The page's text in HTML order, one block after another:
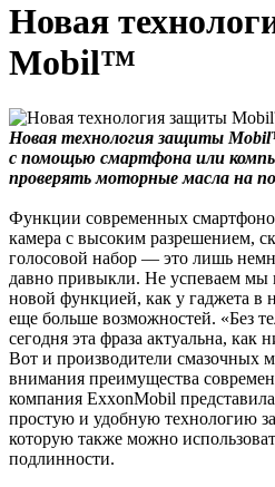
Новая
Mobil™
Новая технология защиты
с помощью смартфона или
проверять моторные масла на
Функции современных
камера с высоким разрешением,
голосовой набор — это лишь
давно привыкли. Не успеваем мы
новой функцией, как у гаджета в
еще больше возможностей. «Без
сегодня эта фраза актуальна, как
Вот и производители смазочных
внимания преимущества
компания ExxonMobil
простую и удобную технологию
которую также можно
подлинности.